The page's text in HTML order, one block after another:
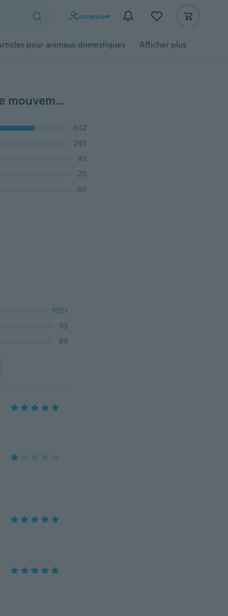
Connexion
pour animaux domestiques Afficher plus
Nouvelle télécommande sans fil infrarouge capteur de mouvement alarme sécurité système domestique AP blanc
802
249
93
20
69
1051
93
89